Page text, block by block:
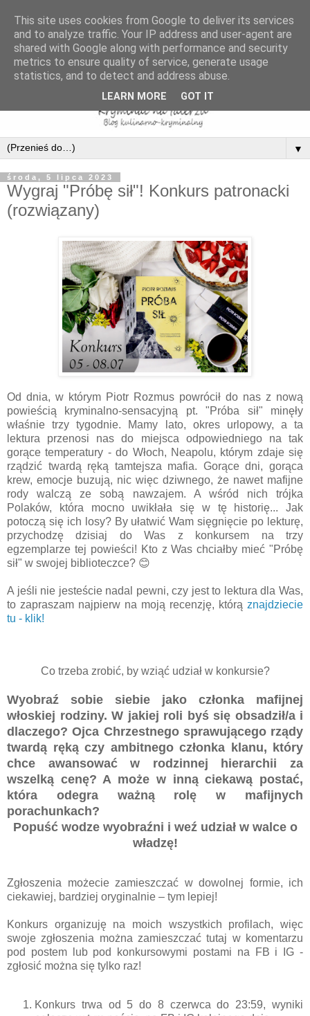
▼
środa, 5 lipca 2023
Wygraj "Próbę sił"! Konkurs patronacki
(rozwiązany)
Od dnia, w którym Piotr Rozmus powrócił do nas z nową
powieścią kryminalno-sensacyjną pt. "Próba sił" minęły
właśnie trzy tygodnie. Mamy lato, okres urlopowy, a ta
lektura przenosi nas do miejsca odpowiedniego na tak
gorące temperatury - do Włoch, Neapolu, którym zdaje się
rządzić twardą ręką tamtejsza mafia. Gorące dni, gorąca
krew, emocje buzują, nic więc dziwnego, że nawet mafijne
rody walczą ze sobą nawzajem. A wśród nich trójka
Polaków, która mocno uwikłała się w tę historię... Jak
potoczą się ich losy? By ułatwić Wam sięgnięcie po lekturę,
przychodzę dzisiaj do Was z konkursem na trzy
egzemplarze tej powieści! Kto z Was chciałby mieć "Próbę
sił" w swojej biblioteczce? 😊
A jeśli nie jesteście nadal pewni, czy jest to lektura dla Was,
to zapraszam najpierw na moją recenzję, którą znajdziecie
tu - klik!
Co trzeba zrobić, by wziąć udział w konkursie?
Wyobraź sobie siebie jako członka mafijnej
włoskiej rodziny. W jakiej roli byś się obsadził/a i
dlaczego? Ojca Chrzestnego sprawującego rządy
twardą ręką czy ambitnego członka klanu, który
chce awansować w rodzinnej hierarchii za
wszelką cenę? A może w inną ciekawą postać,
która odegra ważną rolę w mafijnych
porachunkach?
Popuść wodze wyobraźni i weź udział w walce o
władzę!
Zgłoszenia możecie zamieszczać w dowolnej formie, ich
ciekawiej, bardziej oryginalnie – tym lepiej!
Konkurs organizuję na moich wszystkich profilach, więc
swoje zgłoszenia można zamieszczać tutaj w komentarzu
pod postem lub pod konkursowymi postami na FB i IG -
zgłosić można się tylko raz!
Konkurs trwa od 5 do 8 czerwca do 23:59, wyniki
This site uses cookies from Google to deliver its services
and to analyze traffic. Your IP address and user-agent are
shared with Google along with performance and security
metrics to ensure quality of service, generate usage
statistics, and to detect and address abuse.
LEARN MORE GOT IT